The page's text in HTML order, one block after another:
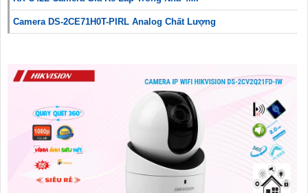
Camera DS-2CE71H0T-PIRL Analog Chất Lượng